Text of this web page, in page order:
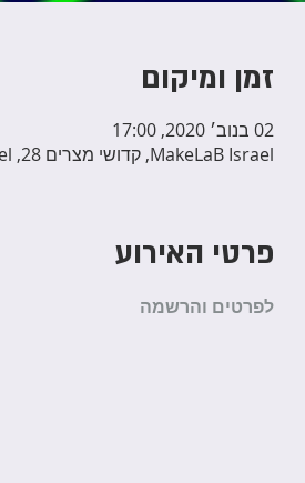
זמן ומיקום
02 בנוב׳ 2020, 17:00
MakeLaB Israel, קדושי מצרים 28, Yehud, Israel
פרטי האירוע
לפרטים והרשמה